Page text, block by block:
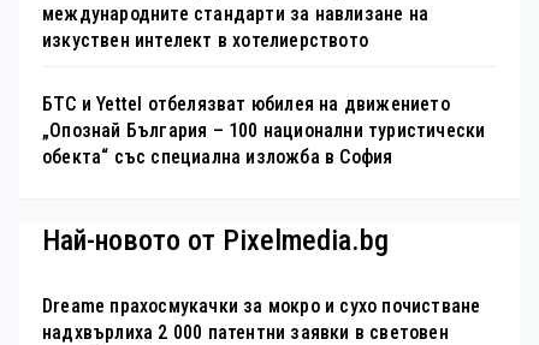
международните стандарти за навлизане на
изкуствен интелект в хотелиерството
БТС и Yettel отбелязват юбилея на движението
„Опознай България – 100 национални туристически
обекта“ със специална изложба в София
Най-новото от Pixelmedia.bg
Dreame прахосмукачки за мокро и сухо почистване
надхвърлиха 2 000 патентни заявки в световен